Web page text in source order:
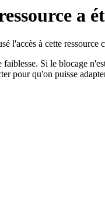
a
l'accès à cette ressource
Si le blocage
pour qu'on puisse